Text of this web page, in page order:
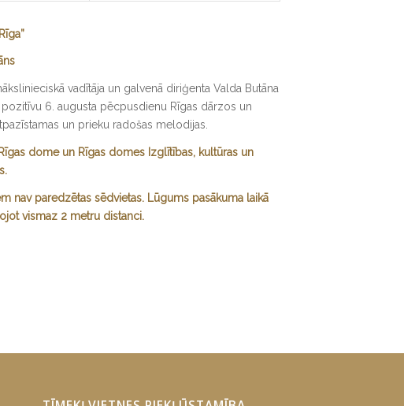
vadītāja un galvenā diriģenta Valda Butāna
6. augusta pēcpusdienu Rīgas dārzos un
un prieku radošas melodijas.
Rīgas dome un Rīgas domes Izglītības, kultūras un
nav paredzētas sēdvietas. Lūgums pasākuma laikā
vismaz 2 metru distanci.